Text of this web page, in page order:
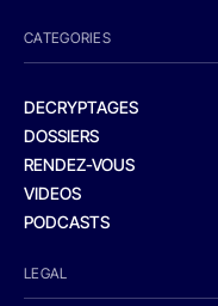
CATEGORIES
DECRYPTAGES
DOSSIERS
RENDEZ-VOUS
VIDEOS
PODCASTS
LEGAL